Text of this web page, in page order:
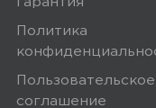
Политика
Пользовательское
соглашение